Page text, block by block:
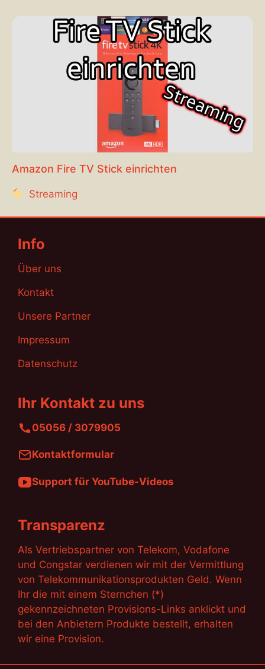
Amazon Fire TV Stick einrichten
Streaming
Info
Über uns
Kontakt
Unsere Partner
Impressum
Datenschutz
Ihr Kontakt zu uns
05056 / 3079905
Kontaktformular
Support für YouTube-Videos
Transparenz
Als Vertriebspartner von Telekom, Vodafone
und Congstar verdienen wir mit der Vermittlung
von Telekommunikationsprodukten Geld. Wenn
Ihr die mit einem Sternchen (*)
gekennzeichneten Provisions-Links anklickt und
bei den Anbietern Produkte bestellt, erhalten
wir eine Provision.